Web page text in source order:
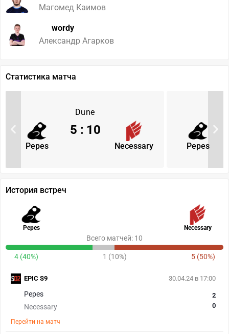
Магомед Каимов
wordy
Александр Агарков
Статистика матча
Dune
Pepes Necessary
5 : 10
Pepes
История встреч
Pepes Necessary
Всего матчей: 10
4 (40%) 1 (10%) 5 (50%)
30.04.24 в 17:00
Pepes
Necessary
2
0
Перейти на матч
EPIC S9